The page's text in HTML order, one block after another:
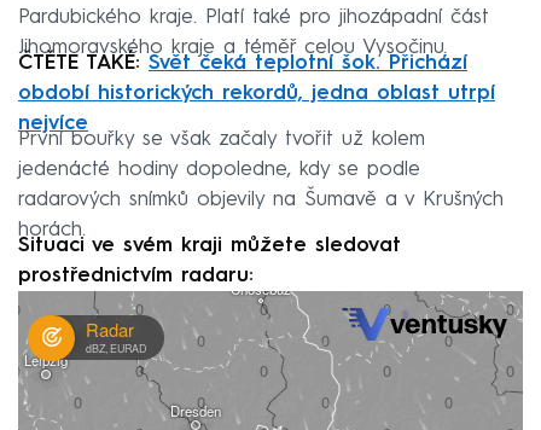
Pardubického kraje. Platí také pro jihozápadní část
Jihomoravského kraje a téměř celou Vysočinu.
ČTĚTE TAKÉ: Svět čeká teplotní šok. Přichází
období historických rekordů, jedna oblast utrpí
nejvíce
První bouřky se však začaly tvořit už kolem
jedenácté hodiny dopoledne, kdy se podle
radarových snímků objevily na Šumavě a v Krušných
horách.
Situaci ve svém kraji můžete sledovat
prostřednictvím radaru: